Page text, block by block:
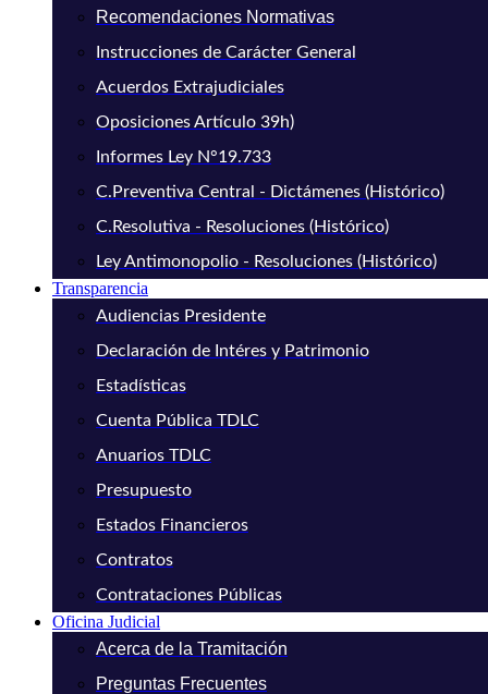
Recomendaciones Normativas
Instrucciones de Carácter General
Acuerdos Extrajudiciales
Oposiciones Artículo 39h)
Informes Ley N°19.733
C.Preventiva Central - Dictámenes (Histórico)
C.Resolutiva - Resoluciones (Histórico)
Ley Antimonopolio - Resoluciones (Histórico)
Transparencia
Audiencias Presidente
Declaración de Intéres y Patrimonio
Estadísticas
Cuenta Pública TDLC
Anuarios TDLC
Presupuesto
Estados Financieros
Contratos
Contrataciones Públicas
Oficina Judicial
Acerca de la Tramitación
Preguntas Frecuentes